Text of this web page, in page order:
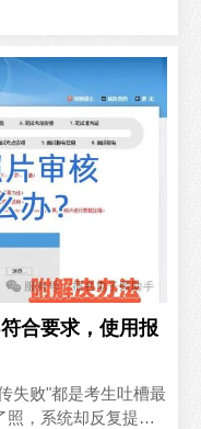
合要求，使用报
失败"都是考生吐槽最
照，系统却反复提